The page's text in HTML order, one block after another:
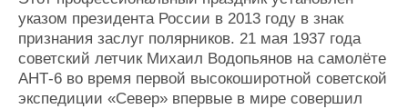
Компании
Репутация
Работа
Крюинг
Журнал
Оборудование
Изделия
Материалы
Услуги
указом президента России в 2013 году в знак
признания заслуг полярников. 21 мая 1937 года
советский летчик Михаил Водопьянов на самолёте
АНТ-6 во время первой высокоширотной советской
экспедиции «Север» впервые в мире совершил